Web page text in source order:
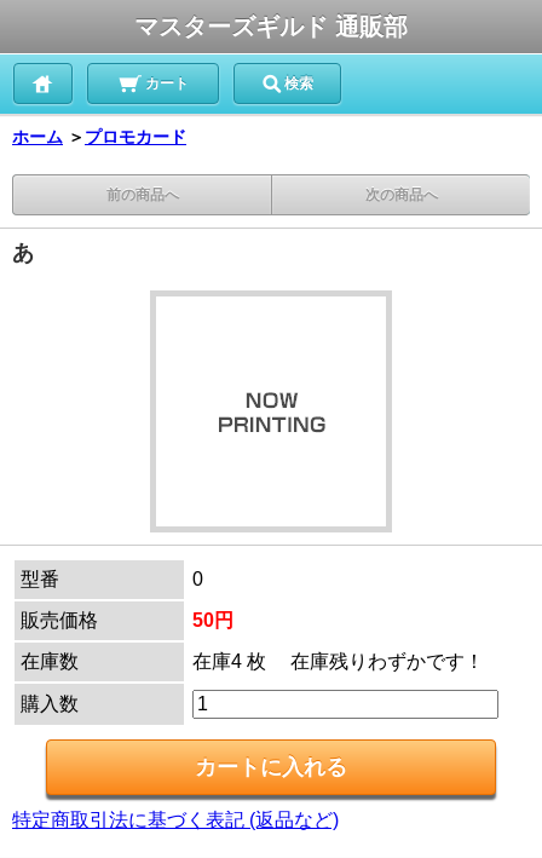
マスターズギルド 通販部
カート 検索
ホーム ＞ プロモカード
前の商品へ 次の商品へ
あ
型番
0
販売価格
50円
在庫数
在庫4 枚 在庫残りわずかです！
購入数
特定商取引法に基づく表記 (返品など)